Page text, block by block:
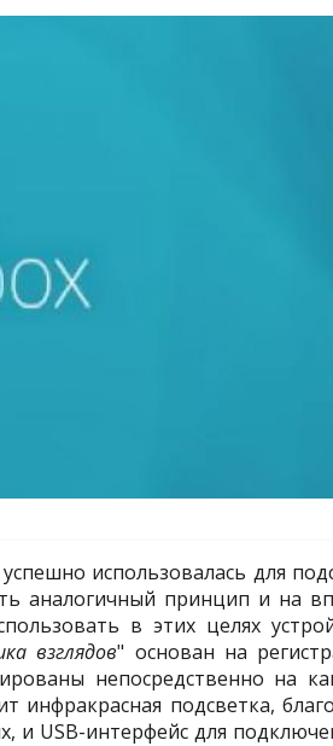
использовалась для
аналогичный принцип и на
в этих целях
взглядов" основан на
непосредственно на
инфракрасная подсветка,
и USB-интерфейс для